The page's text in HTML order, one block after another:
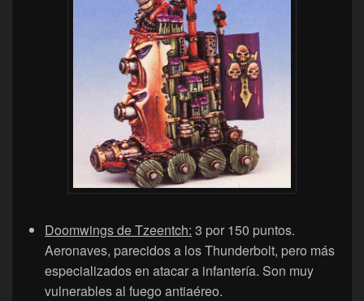
Doomwings de Tzeentch: 3 por 150 puntos.
Aeronaves, parecidos a los Thunderbolt, pero más
especializados en atacar a infantería. Son muy
vulnerables al fuego antiaéreo.